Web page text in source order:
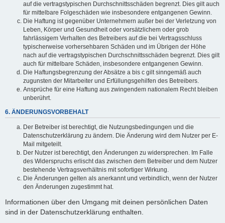
auf die vertragstypischen Durchschnittsschäden begrenzt. Dies gilt auch
für mittelbare Folgeschäden wie insbesondere entgangenen Gewinn.
Die Haftung ist gegenüber Unternehmern außer bei der Verletzung von
Leben, Körper und Gesundheit oder vorsätzlichem oder grob
fahrlässigem Verhalten des Betreibers auf die bei Vertragsschluss
typischerweise vorhersehbaren Schäden und im Übrigen der Höhe
nach auf die vertragstypischen Durchschnittsschäden begrenzt. Dies gilt
auch für mittelbare Schäden, insbesondere entgangenen Gewinn.
Die Haftungsbegrenzung der Absätze a bis c gilt sinngemäß auch
zugunsten der Mitarbeiter und Erfüllungsgehilfen des Betreibers.
Ansprüche für eine Haftung aus zwingendem nationalem Recht bleiben
unberührt.
6. ÄNDERUNGSVORBEHALT
Der Betreiber ist berechtigt, die Nutzungsbedingungen und die
Datenschutzerklärung zu ändern. Die Änderung wird dem Nutzer per E-
Mail mitgeteilt.
Der Nutzer ist berechtigt, den Änderungen zu widersprechen. Im Falle
des Widerspruchs erlischt das zwischen dem Betreiber und dem Nutzer
bestehende Vertragsverhältnis mit sofortiger Wirkung.
Die Änderungen gelten als anerkannt und verbindlich, wenn der Nutzer
den Änderungen zugestimmt hat.
Informationen über den Umgang mit deinen persönlichen Daten
sind in der Datenschutzerklärung enthalten.